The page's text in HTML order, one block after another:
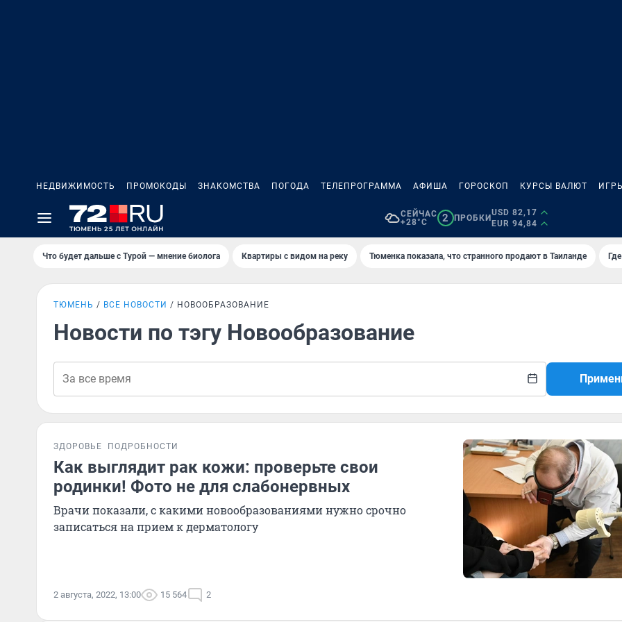
НЕДВИЖИМОСТЬ ПРОМОКОДЫ ЗНАКОМСТВА ПОГОДА ТЕЛЕПРОГРАММА АФИША ГОРОСКОП КУРСЫ ВАЛЮТ
СЕЙЧАС
+28°C
2 ПРОБКИ
USD 82,17
EUR 94,84
Что будет дальше с Турой — мнение биолога Квартиры с видом на реку Тюменка показала, что странного продают в Таиланде
ТЮМЕНЬ ВСЕ НОВОСТИ НОВООБРАЗОВАНИЕ
Новости по тэгу Новообразование
ЗДОРОВЬЕ ПОДРОБНОСТИ
Как выглядит рак кожи: проверьте свои
родинки! Фото не для слабонервных
Врачи показали, с какими новообразованиями нужно срочно
записаться на прием к дерматологу
2 августа, 2022, 13:00 15 564 2